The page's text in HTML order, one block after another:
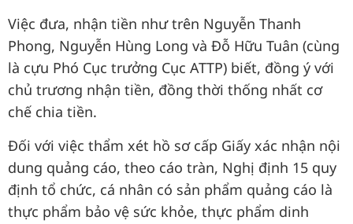
Việc đưa, nhận tiền như trên Nguyễn Thanh
Phong, Nguyễn Hùng Long và Đỗ Hữu Tuân (cùng
là cựu Phó Cục trưởng Cục ATTP) biết, đồng ý với
chủ trương nhận tiền, đồng thời thống nhất cơ
chế chia tiền.
Đối với việc thẩm xét hồ sơ cấp Giấy xác nhận nội
dung quảng cáo, theo cáo tràn, Nghị định 15 quy
định tổ chức, cá nhân có sản phẩm quảng cáo là
thực phẩm bảo vệ sức khỏe, thực phẩm dinh